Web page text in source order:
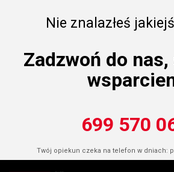
Nie znalazłeś
Zadzwoń do nas,
699 570
Twój opiekun czeka na telefon w dniach: